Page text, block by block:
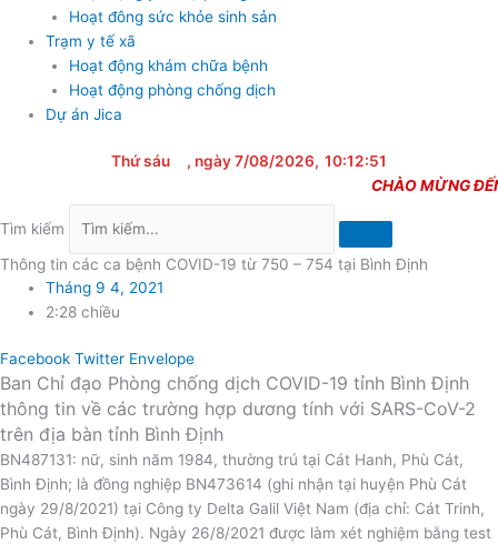
Hoạt đông sức khỏe sinh sản
Trạm y tế xã
Hoạt động khám chữa bệnh
Hoạt động phòng chống dịch
Dự án Jica
Thứ sáu , ngày 7/08/2026, 10:12:51
CHÀO MỪNG ĐẾN
Tìm kiếm
Thông tin các ca bệnh COVID-19 từ 750 – 754 tại Bình Định
Tháng 9 4, 2021
2:28 chiều
Facebook Twitter Envelope
Ban Chỉ đạo Phòng chống dịch COVID-19 tỉnh Bình Định
thông tin về các trường hợp dương tính với SARS-CoV-2
trên địa bàn tỉnh Bình Định
BN487131: nữ, sinh năm 1984, thường trú tại Cát Hanh, Phù Cát,
Bình Định; là đồng nghiệp BN473614 (ghi nhận tại huyện Phù Cát
ngày 29/8/2021) tại Công ty Delta Galil Việt Nam (địa chỉ: Cát Trinh,
Phù Cát, Bình Định). Ngày 26/8/2021 được làm xét nghiệm bằng test